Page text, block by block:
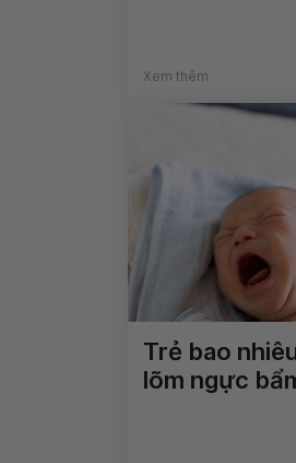
Xem thêm
Trẻ bao
lõm ngực